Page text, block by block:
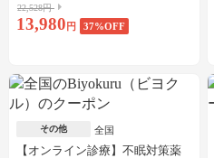
22,528円
13,980 円 37%OFF
その他 全国
【オンライン診療】不眠対策薬